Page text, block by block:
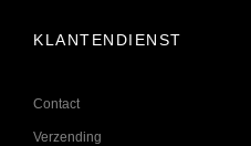
KLANTENDIENST
Contact
Verzending